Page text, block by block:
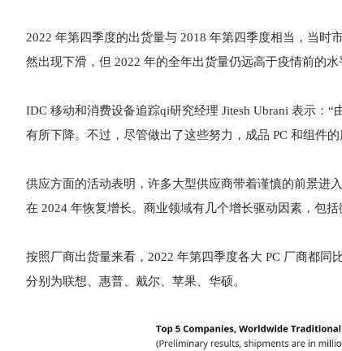
2022 年第四季度的出货量与 2018 年第四季度相当，当
然出现下滑，但 2022 年的全年出货量仍远高于疫情前的水
IDC 移动和消费设备追踪qi研究经理 Jitesh Ubrani 表示：
有所下降。不过，尽管做出了这些努力，成品 PC 和组件
供应方面的活动表明，许多大型供应商带着谨慎的前景进
在 2024 年恢复增长。商业领域有几个增长驱动因素，包
按照厂商出货量来看，2022 年第四季度各大 PC 厂商都
分别为联想、惠普、戴尔、苹果、华硕。